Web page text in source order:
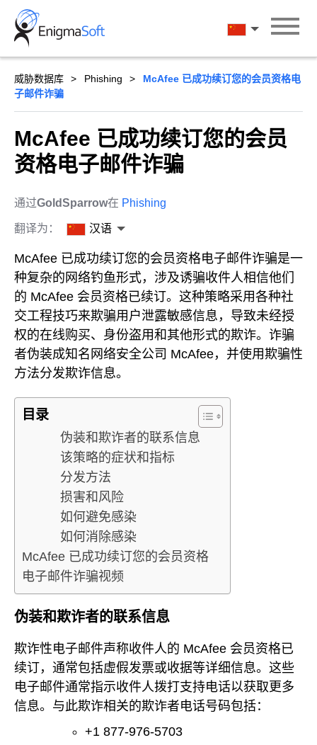
Skip
content
汉语
威胁数据库 Phishing
McAfee 已成功续订您的会员资格电
子邮件诈骗
McAfee 已成功续订您的会员
资格电子邮件诈骗
通过GoldSparrow在 Phishing
翻译为： 汉语
McAfee 已成功续订您的会员资格电子邮件诈骗是一
种复杂的网络钓鱼形式，涉及诱骗收件人相信他们
的 McAfee 会员资格已续订。这种策略采用各种社
交工程技巧来欺骗用户泄露敏感信息，导致未经授
权的在线购买、身份盗用和其他形式的欺诈。诈骗
者伪装成知名网络安全公司 McAfee，并使用欺骗性
方法分发欺诈信息。
目录
伪装和欺诈者的联系信息
该策略的症状和指标
分发方法
损害和风险
如何避免感染
如何消除感染
McAfee 已成功续订您的会员资格
电子邮件诈骗视频
伪装和欺诈者的联系信息
欺诈性电子邮件声称收件人的 McAfee 会员资格已
续订，通常包括虚假发票或收据等详细信息。这些
电子邮件通常指示收件人拨打支持电话以获取更多
信息。与此欺诈相关的欺诈者电话号码包括：
+1 877-976-5703